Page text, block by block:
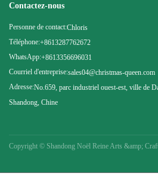
Contactez-nous
Personne de contact:Chloris
Téléphone:+8613287762672
WhatsApp:+8613356696031
Courriel d'entreprise:sales04@christmas-queen.com
Adresse:No.659, parc industriel ouest-est, ville de
Shandong, Chine
Copyright © Shandong Noël Reine Arts &amp;